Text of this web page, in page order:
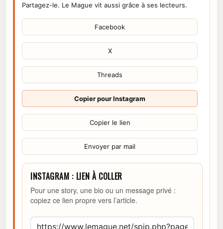
Partagez-le. Le Mague vit aussi grâce à ses lecteurs.
Facebook
X
Threads
Copier pour Instagram
Copier le lien
Envoyer par mail
INSTAGRAM : LIEN À COLLER
Pour une story, une bio ou un message privé :
copiez ce lien propre vers l’article.